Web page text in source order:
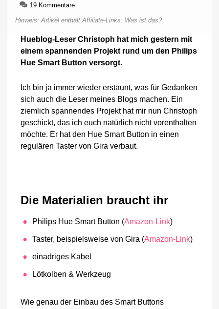
19 Kommentarezu
dein
Smart
Button
in
eingebaut
Hinweis: Artikel enthält Affiliate-Links. Was ist das?
Hueblog-Leser Christoph hat mich gestern mit
einem spannenden Projekt rund um den Philips
Hue Smart Button versorgt.
Ich bin ja immer wieder erstaunt, was für Gedanken
sich auch die Leser meines Blogs machen. Ein
ziemlich spannendes Projekt hat mir nun Christoph
geschickt, das ich euch natürlich nicht vorenthalten
möchte. Er hat den Hue Smart Button in einen
regulären Taster von Gira verbaut.
Die Materialien braucht ihr
Philips Hue Smart Button (Amazon-Link)
Taster, beispielsweise von Gira (Amazon-Link)
einadriges Kabel
Lötkolben & Werkzeug
Wie genau der Einbau des Smart Buttons